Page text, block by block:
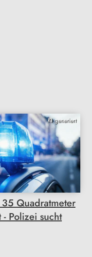
KI generiert
Quadratmeter
Polizei sucht